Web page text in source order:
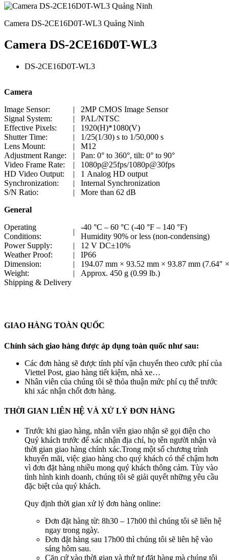
Camera DS-2CE16D0T-WL3 Quảng Ninh
Camera DS-2CE16D0T-WL3
DS-2CE16D0T-WL3
Camera
Image Sensor:
|
2MP CMOS Image Sensor
Signal System:
|
PAL/NTSC
Effective Pixels:
|
1920(H)*1080(V)
Shutter Time:
|
1/25(1/30) s to 1/50,000 s
Lens Mount:
|
M12
Adjustment Range:
|
Pan: 0° to 360°, tilt: 0° to 90°
Video Frame Rate:
|
1080p@25fps/1080p@30fps
HD Video Output:
|
1 Analog HD output
Synchronization:
|
Internal Synchronization
S/N Ratio:
|
More than 62 dB
General
Operating
Conditions:
|
-40 °C – 60 °C (-40 °F – 140 °F)
Humidity 90% or less (non-condensing)
Power Supply:
|
12 V DC±10%
Weather Proof:
|
IP66
Dimension:
|
194.07 mm × 93.52 mm × 93.87 mm (7.64″
Weight:
|
Approx. 450 g (0.99 lb.)
Shipping & Delivery
GIAO HÀNG TOÀN QUỐC
Chính sách giao hàng được áp dụng toàn quốc như sau:
Các đơn hàng sẽ được tính phí vận chuyển theo cước phí của
Viettel Post, giao hàng tiết kiệm, nhà xe…
Nhân viên của chúng tôi sẽ thỏa thuận mức phí cụ thể trước
khi xác nhận chốt đơn hàng.
THỜI GIAN LIÊN HỆ VÀ XỬ LÝ ĐƠN HÀNG
Trước khi giao hàng, nhân viên giao nhận sẽ gọi điện cho
Quý khách trước để xác nhận địa chỉ, họ tên người nhận và
thời gian giao hàng chính xác.Trong một số chương trình
khuyến mãi, việc giao hàng cho quý khách có thể chậm hơn
vì đơn đặt hàng nhiều mong quý khách thông cảm. Tùy vào
tình hình kinh doanh, chúng tôi sẽ giải quyết những yêu cầu
đặc biệt của quý khách.
Quy định thời gian xử lý đơn hàng online:
Đơn đặt hàng từ: 8h30 – 17h00 thì chúng tôi sẽ liên hệ
ngay trong ngày.
Đơn đặt hàng sau 17h00 thì chúng tôi sẽ liên hệ vào
sáng hôm sau.
Căn cứ vào thời gian và thứ tự đặt hàng mà chúng tôi